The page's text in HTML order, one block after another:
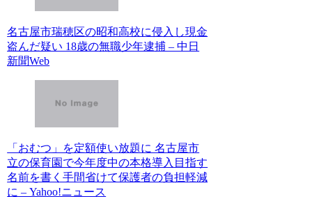
名古屋市瑞穂区の昭和高校に侵入し現金
盗んだ疑い 18歳の無職少年逮捕 – 中日
新聞Web
「おむつ」を定額使い放題に 名古屋市
立の保育園で今年度中の本格導入目指す
名前を書く手間省けて保護者の負担軽減
に – Yahoo!ニュース